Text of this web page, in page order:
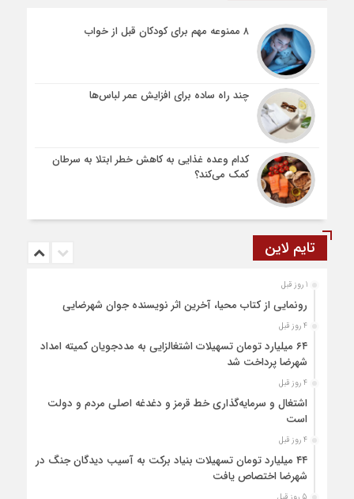
۸ ممنوعه مهم برای کودکان قبل از خواب
چند راه ساده برای افزایش عمر لباس‌ها
کدام وعده غذایی به کاهش خطر ابتلا به سرطان
کمک می‌کند؟
تایم لاین
1 روز قبل
رونمایی از کتاب محیا، آخرین اثر نویسنده جوان شهرضایی
4 روز قبل
۶۴ میلیارد تومان تسهیلات اشتغالزایی به مددجویان کمیته امداد
شهرضا پرداخت شد
4 روز قبل
اشتغال و سرمایه‌گذاری خط قرمز و دغدغه اصلی مردم و دولت
است
4 روز قبل
۴۴ میلیارد تومان تسهیلات بنیاد برکت به آسیب دیدگان جنگ در
شهرضا اختصاص یافت